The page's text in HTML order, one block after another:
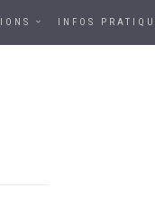
INFOS